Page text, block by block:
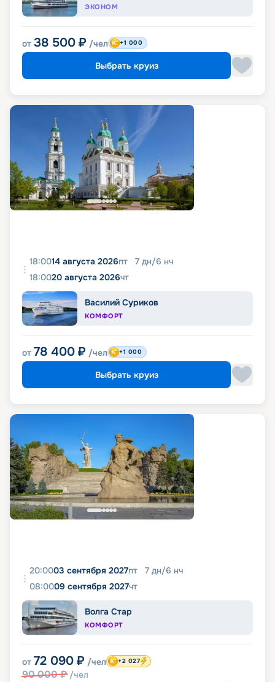
ЭКОНОМ
от 38 500 ₽ /чел +1 000
Выбрать круиз
18:0014 августа 2026пт 7 дн/6 нч
18:0020 августа 2026чт
Василий Суриков
КОМФОРТ
от 78 400 ₽ /чел +1 000
Выбрать круиз
20:0003 сентября 2027пт 7 дн/6 нч
08:0009 сентября 2027чт
Волга Стар
КОМФОРТ
от 72 090 ₽ /чел
90 000₽ /чел
+2 027